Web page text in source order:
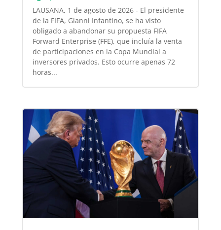
LAUSANA, 1 de agosto de 2026 - El presidente
de la FIFA, Gianni Infantino, se ha visto
obligado a abandonar su propuesta FIFA
Forward Enterprise (FFE), que incluía la venta
de participaciones en la Copa Mundial a
inversores privados. Esto ocurre apenas 72
horas...